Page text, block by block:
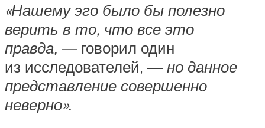
«Нашему эго было бы полезно
верить в то, что все это
правда, — говорил один
из исследователей, — но данное
представление совершенно
неверно».